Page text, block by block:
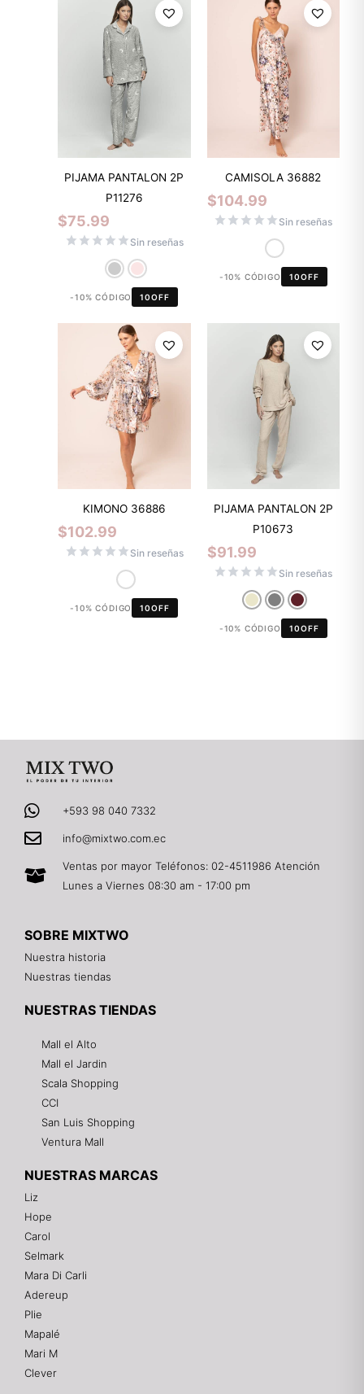
PIJAMA PANTALON 2P
P11276
$75.99
Sin reseñas
-10% CÓDIGO 10OFF
CAMISOLA 36882
$104.99
Sin reseñas
-10% CÓDIGO 10OFF
KIMONO 36886
$102.99
Sin reseñas
-10% CÓDIGO 10OFF
PIJAMA PANTALON 2P
P10673
$91.99
Sin reseñas
-10% CÓDIGO 10OFF
+593 98 040 7332
info@mixtwo.com.ec
Ventas por mayor Teléfonos: 02-4511986 Atención
Lunes a Viernes 08:30 am - 17:00 pm
SOBRE MIXTWO
Nuestra historia
Nuestras tiendas
NUESTRAS TIENDAS
Mall el Alto
Mall el Jardin
Scala Shopping
CCI
San Luis Shopping
Ventura Mall
NUESTRAS MARCAS
Liz
Hope
Carol
Selmark
Mara Di Carli
Adereup
Plie
Mapalé
Mari M
Clever
¡Hola! 👋
Gracias por visitarnos. Te asesoramos
personalmente con tu compra: tallas, envíos y
pagos.
Recuerda: 10% de descuento en tu primera compra